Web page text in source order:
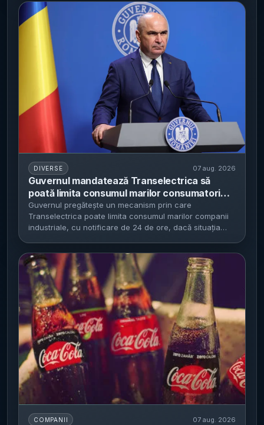
DIVERSE 07 aug. 2026
Guvernul mandatează Transelectrica să
poată limita consumul marilor consumatori
industriali - tranșele se aprobă vineri, cu
notificare de minimum 24 de ore; casnicii și
spitalele, exceptate
Guvernul pregătește un mecanism prin care
Transelectrica poate limita consumul marilor companii
industriale, cu notificare de 24 de ore, dacă situația
COMPANII 07 aug. 2026